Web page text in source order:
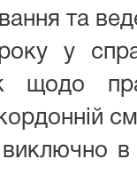
та
у
щодо
в